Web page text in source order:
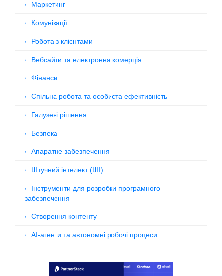
Маркетинг
Комунікації
Робота з клієнтами
Вебсайти та електронна комерція
Фінанси
Спільна робота та особиста ефективність
Галузеві рішення
Безпека
Апаратне забезпечення
Штучний інтелект (ШІ)
Інструменти для розробки програмного
забезпечення
Створення контенту
AI-агенти та автономні робочі процеси